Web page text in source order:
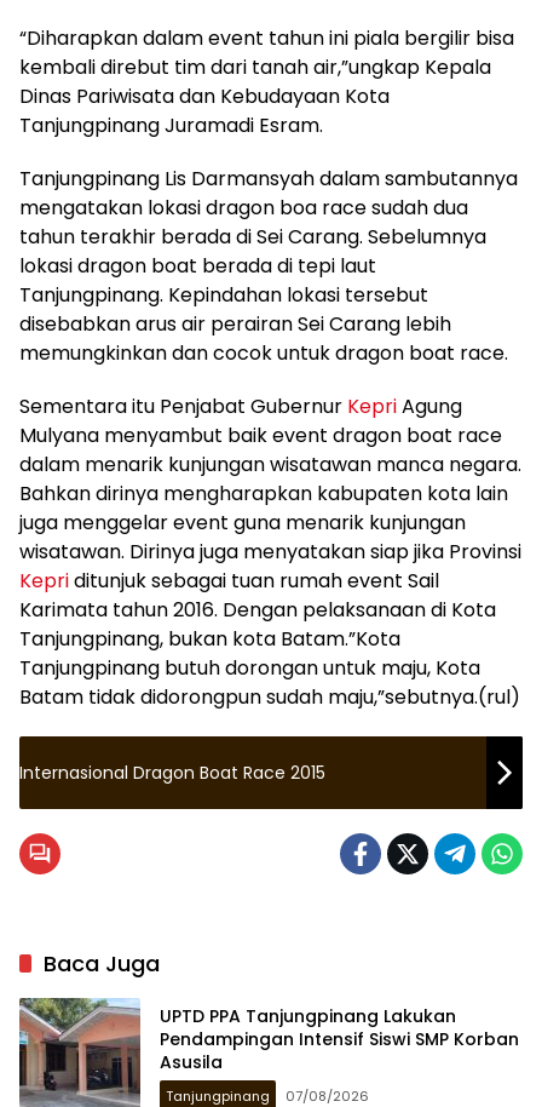
“Diharapkan dalam event tahun ini piala bergilir bisa
kembali direbut tim dari tanah air,”ungkap Kepala
Dinas Pariwisata dan Kebudayaan Kota
Tanjungpinang Juramadi Esram.
Tanjungpinang Lis Darmansyah dalam sambutannya
mengatakan lokasi dragon boa race sudah dua
tahun terakhir berada di Sei Carang. Sebelumnya
lokasi dragon boat berada di tepi laut
Tanjungpinang. Kepindahan lokasi tersebut
disebabkan arus air perairan Sei Carang lebih
memungkinkan dan cocok untuk dragon boat race.
Sementara itu Penjabat Gubernur KepriAgung
Mulyana menyambut baik event dragon boat race
dalam menarik kunjungan wisatawan manca negara.
Bahkan dirinya mengharapkan kabupaten kota lain
juga menggelar event guna menarik kunjungan
wisatawan. Dirinya juga menyatakan siap jika Provinsi
Kepriditunjuk sebagai tuan rumah event Sail
Karimata tahun 2016. Dengan pelaksanaan di Kota
Tanjungpinang, bukan kota Batam.”Kota
Tanjungpinang butuh dorongan untuk maju, Kota
Batam tidak didorongpun sudah maju,”sebutnya.(rul)
Internasional Dragon Boat Race 2015
Baca Juga
UPTD PPA Tanjungpinang Lakukan
Pendampingan Intensif Siswi SMP Korban
Asusila
Tanjungpinang 07/08/2026